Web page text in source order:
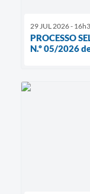
29 JUL 2026 -
PROCESSO
N.º 05/2026